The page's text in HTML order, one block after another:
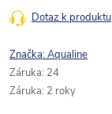
Dotaz k produktu
Značka:Aqualine
Záruka: 24
Záruka: 2 roky